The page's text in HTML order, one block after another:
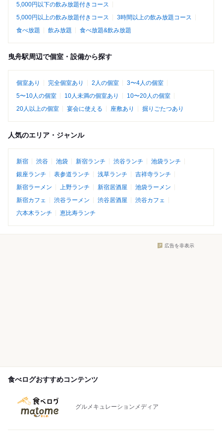
5,000円以下の飲み放題付きコース
5,000円以上の飲み放題付きコース
3時間以上の飲み放題コース
食べ放題
飲み放題 食べ放題&飲み放題
曳舟駅周辺で個室・設備から探す
個室あり 完全個室あり 2人の個室
3〜4人の個室
5〜10人の個室
10人未満の個室あり
10〜20人の個室
20人以上の個室
宴会に使える 座敷あり 掘りごたつあり
人気のエリア・ジャンル
新宿 渋谷 池袋 新宿ランチ 渋谷ランチ
池袋ランチ
銀座ランチ
表参道ランチ 浅草ランチ
吉祥寺ランチ
新宿ラーメン
上野ランチ 新宿居酒屋
池袋ラーメン
新宿カフェ
渋谷ラーメン 渋谷居酒屋
渋谷カフェ
六本木ランチ
恵比寿ランチ
広告を非表示
食べログおすすめコンテンツ
グルメキュレーションメディア